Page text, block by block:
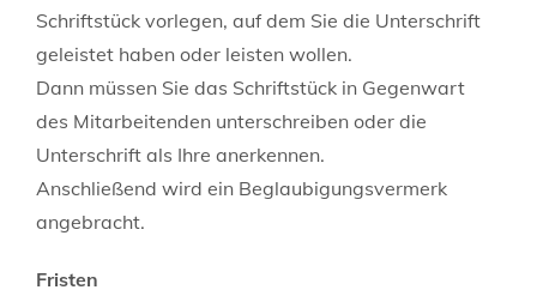
Schriftstück vorlegen, auf dem Sie die Unterschrift
geleistet haben oder leisten wollen.
Dann müssen Sie das Schriftstück in Gegenwart
des Mitarbeitenden unterschreiben oder die
Unterschrift als Ihre anerkennen.
Anschließend wird ein Beglaubigungsvermerk
angebracht.
Fristen